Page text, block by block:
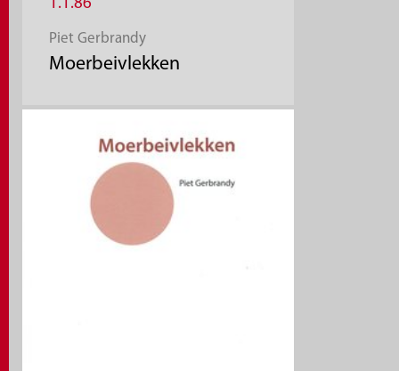
1.1.86
Piet Gerbrandy
Moerbeivlekken